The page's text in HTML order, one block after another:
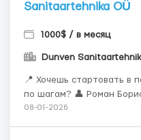
Sanitaartehnika OÜ
1000$ / в месяц
Dunven
📍 Хочешь стартовать в
по шагам? 👤 Роман Борисов 📱 @Borisov_corp 🏢 О нас
Dunven Sanitaartehnika
08-01-2026